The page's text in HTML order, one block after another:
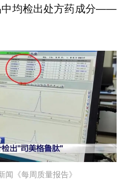
中均检出处方药成分——
闻《每周质量报告》